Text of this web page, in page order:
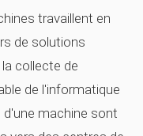
travaillent en
de solutions
collecte de
de l'informatique
machine sont